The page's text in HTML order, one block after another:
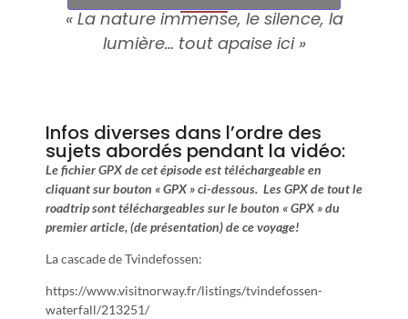
« La nature immense, le silence, la
lumière… tout apaise ici »
Infos diverses dans l’ordre des
sujets abordés pendant la vidéo:
Le fichier GPX de cet épisode est téléchargeable en
cliquant sur bouton « GPX » ci-dessous. Les GPX de tout le
roadtrip sont téléchargeables sur le bouton « GPX » du
premier article, (de présentation) de ce voyage!
La cascade de Tvindefossen:
https://www.visitnorway.fr/listings/tvindefossen-
waterfall/213251/